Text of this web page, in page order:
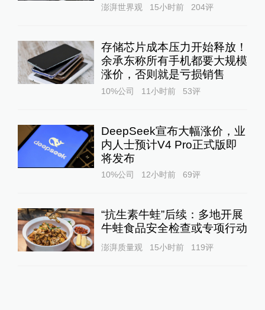
澎湃世界观 15小时前 204评
存储芯片成本压力开始释放！
余承东称所有手机都要大规模
涨价，否则就是亏损销售
10%公司 11小时前 53评
DeepSeek宣布大幅涨价，业
内人士预计V4 Pro正式版即
将发布
10%公司 12小时前 69评
“抗生素牛蛙”后续：多地开展
牛蛙食品安全检查或专项行动
澎湃质量观 15小时前 119评